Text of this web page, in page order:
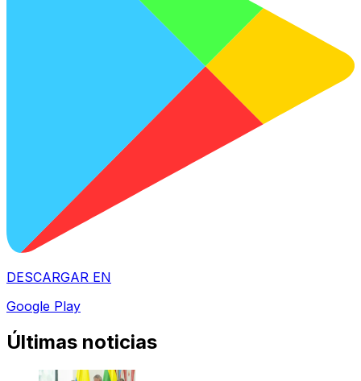
DESCARGAR EN
Google Play
Últimas noticias